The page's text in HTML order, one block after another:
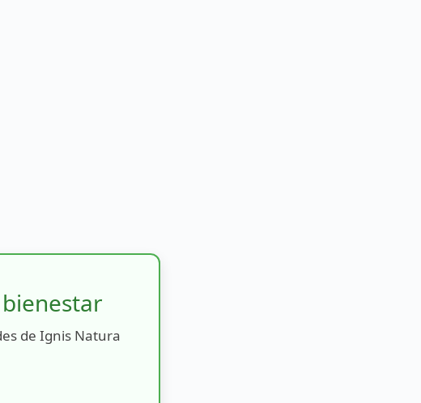
de Ignis Natura